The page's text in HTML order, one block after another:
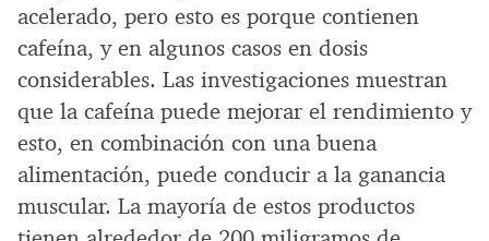
acelerado, pero esto es porque contienen
cafeína, y en algunos casos en dosis
considerables. Las investigaciones muestran
que la cafeína puede mejorar el rendimiento y
esto, en combinación con una buena
alimentación, puede conducir a la ganancia
muscular. La mayoría de estos productos